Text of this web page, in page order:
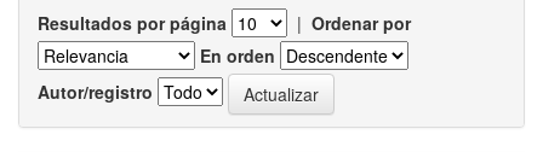
Resultados por página | Ordenar por
En orden
Autor/registro